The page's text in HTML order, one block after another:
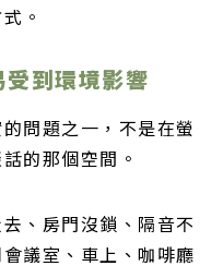
。
到環境影響
問題之一，不是在螢
的那個空間。
、房門沒鎖、隔音不
議室、車上、咖啡廳